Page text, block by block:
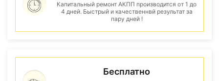
Капитальный ремонт АКПП производится от 1 до
4 дней. Быстрый и качественнвй результат за
пару дней !
Бесплатно